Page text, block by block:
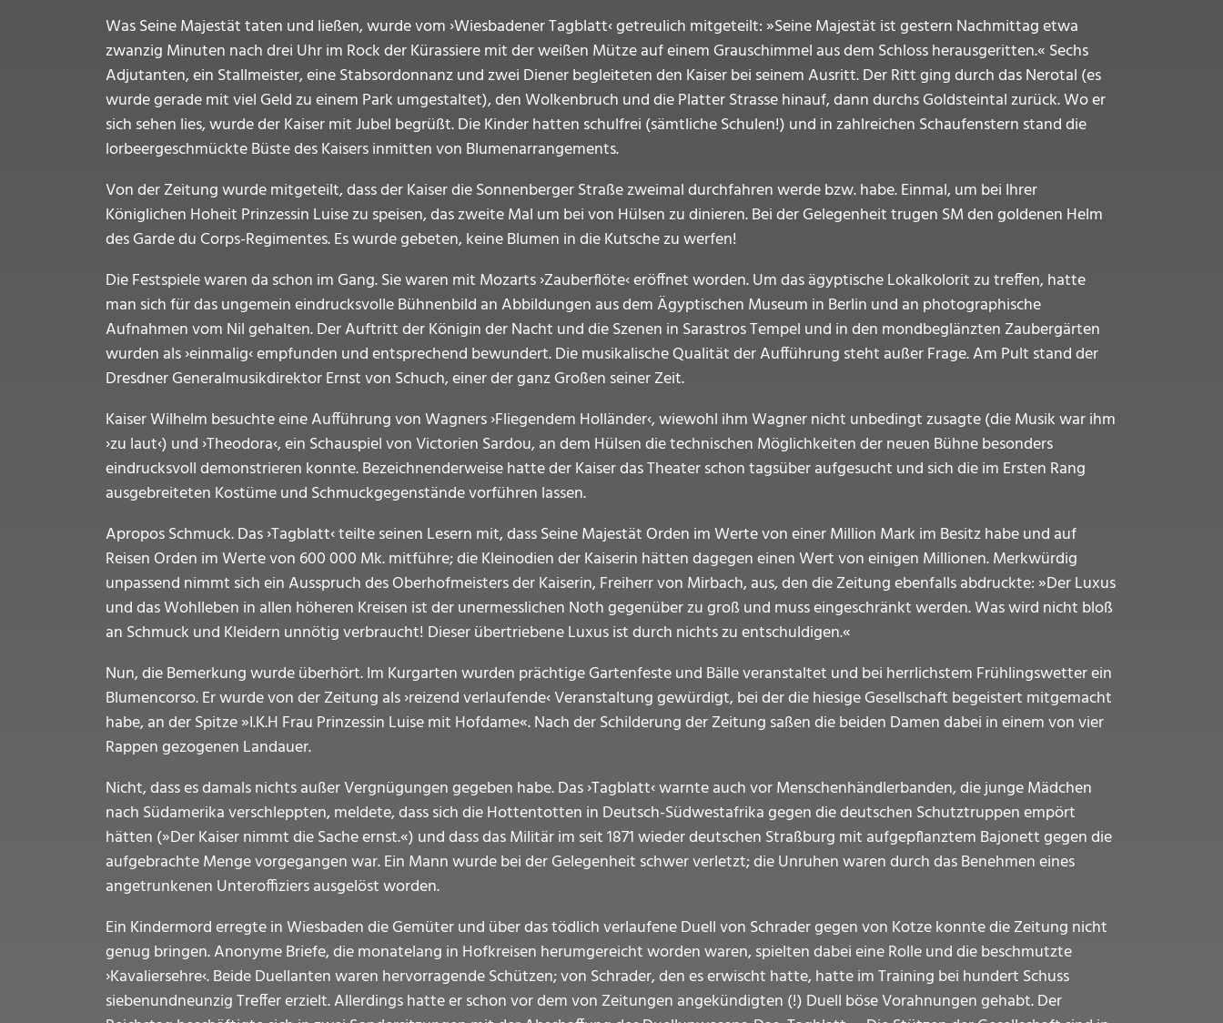
Was Seine Majestät taten und ließen, wurde vom ›Wiesbadener Tagblatt‹ getreulich mitgeteilt: »Seine Majestät ist gestern Nachmittag etwa
zwanzig Minuten nach drei Uhr im Rock der Kürassiere mit der weißen Mütze auf einem Grauschimmel aus dem Schloss herausgeritten.« Sechs
Adjutanten, ein Stallmeister, eine Stabsordonnanz und zwei Diener begleiteten den Kaiser bei seinem Ausritt. Der Ritt ging durch das Nerotal (es
wurde gerade mit viel Geld zu einem Park umgestaltet), den Wolkenbruch und die Platter Strasse hinauf, dann durchs Goldsteintal zurück. Wo er
sich sehen lies, wurde der Kaiser mit Jubel begrüßt. Die Kinder hatten schulfrei (sämtliche Schulen!) und in zahlreichen Schaufenstern stand die
lorbeergeschmückte Büste des Kaisers inmitten von Blumenarrangements.
Von der Zeitung wurde mitgeteilt, dass der Kaiser die Sonnenberger Straße zweimal durchfahren werde bzw. habe. Einmal, um bei Ihrer
Königlichen Hoheit Prinzessin Luise zu speisen, das zweite Mal um bei von Hülsen zu dinieren. Bei der Gelegenheit trugen SM den goldenen Helm
des Garde du Corps-Regimentes. Es wurde gebeten, keine Blumen in die Kutsche zu werfen!
Die Festspiele waren da schon im Gang. Sie waren mit Mozarts ›Zauber­flöte‹ eröffnet worden. Um das ägyptische Lokalkolorit zu treffen, hatte
man sich für das ungemein eindrucksvolle Bühnenbild an Abbildungen aus dem Ägyptischen Museum in Berlin und an photographische
Aufnahmen vom Nil gehalten. Der Auftritt der Königin der Nacht und die Szenen in Sarastros Tempel und in den mondbeglänzten Zaubergärten
wurden als ›einmalig‹ empfunden und entsprechend bewundert. Die musikalische Qualität der Aufführung steht außer Frage. Am Pult stand der
Dresdner Generalmusikdirektor Ernst von Schuch, einer der ganz Großen seiner Zeit.
Kaiser Wilhelm besuchte eine Aufführung von Wagners ›Fliegendem Hollän­der‹, wiewohl ihm Wagner nicht unbedingt zusagte (die Musik war ihm
›zu laut‹) und ›Theodora‹, ein Schauspiel von Victorien Sardou, an dem Hülsen die technischen Möglichkeiten der neuen Bühne besonders
eindrucksvoll demonstrieren konnte. Bezeichnenderweise hatte der Kaiser das Theater schon tagsüber aufgesucht und sich die im Ersten Rang
ausgebreiteten Kostüme und Schmuckgegenstände vorführen lassen.
Apropos Schmuck. Das ›Tagblatt‹ teilte seinen Lesern mit, dass Seine Majestät Orden im Werte von einer Million Mark im Besitz habe und auf
Reisen Orden im Werte von 600 000 Mk. mitführe; die Kleinodien der Kaiserin hätten dagegen einen Wert von einigen Millionen. Merkwürdig
unpassend nimmt sich ein Ausspruch des Oberhofmeisters der Kaiserin, Freiherr von Mirbach, aus, den die Zeitung ebenfalls abdruckte: »Der Luxus
und das Wohlleben in allen höheren Kreisen ist der unermesslichen Noth gegenüber zu groß und muss eingeschränkt werden. Was wird nicht bloß
an Schmuck und Kleidern unnötig verbraucht! Dieser übertriebene Luxus ist durch nichts zu entschuldigen.«
Nun, die Bemerkung wurde überhört. Im Kurgarten wurden prächtige Gartenfeste und Bälle veranstaltet und bei herrlichstem Frühlingswetter ein
Blumencorso. Er wurde von der Zeitung als ›reizend verlaufende‹ Veranstaltung gewürdigt, bei der die hiesige Gesellschaft begeistert mitgemacht
habe, an der Spitze »I.K.H Frau Prinzessin Luise mit Hofdame«. Nach der Schilderung der Zeitung saßen die beiden Damen dabei in einem von vier
Rappen gezogenen Landauer.
Nicht, dass es damals nichts außer Vergnügungen gegeben habe. Das ›Tagblatt‹ warnte auch vor Menschenhändlerbanden, die junge Mädchen
nach Südamerika verschleppten, meldete, dass sich die Hottentotten in Deutsch-Südwestafrika gegen die deutschen Schutztruppen empört
hätten (»Der Kaiser nimmt die Sache ernst.«) und dass das Militär im seit 1871 wieder deutschen Straßburg mit aufgepflanztem Bajonett gegen die
aufgebrachte Menge vorgegangen war. Ein Mann wurde bei der Gelegenheit schwer verletzt; die Unruhen waren durch das Benehmen eines
angetrunkenen Unteroffiziers ausgelöst worden.
Ein Kindermord erregte in Wiesbaden die Gemüter und über das tödlich verlaufene Duell von Schrader gegen von Kotze konnte die Zeitung nicht
genug bringen. Anonyme Briefe, die monatelang in Hofkreisen herumgereicht worden waren, spielten dabei eine Rolle und die beschmutzte
›Kavaliersehre‹. Beide Duellanten waren hervorragende Schützen; von Schrader, den es erwischt hatte, hatte im Training bei hundert Schuss
siebenundneunzig Treffer erzielt. Allerdings hatte er schon vor dem von Zeitungen angekündigten (!) Duell böse Vorahnungen gehabt. Der